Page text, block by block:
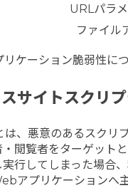
URLパラ
ファイル
ケーション脆弱性につ
サイトスクリ
は、悪意のあるスク
閲覧者をターゲットと
行してしまった場合
アプリケーション